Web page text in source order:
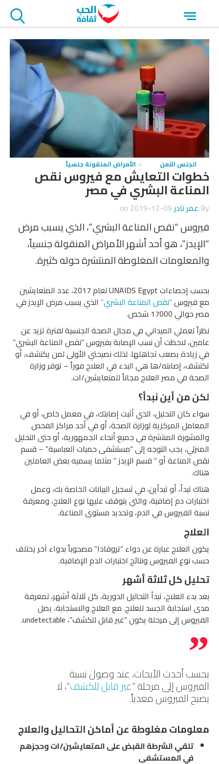
Open
menu
الجنس الآمن الأمراض المنقولة جنسياً
خطوات التعايش مع فيروس نقص
المناعة البشري في مصر
By عمر نادر 2019-12-09
فيروس “نقص المناعة البشري”، الذي يسبب مرض
“الإيدز”، هو أحد أشهر الأمراض المنقولة جنسياً،
والمعلومات المغلوطة المنتشرة حوله كثيرة.
بحسب إحصاءات UNAIDS Egypt لعام 2017، عدد المتعايشين
مع فيروس“نقص المناعة البشري” الذي يسبب مرض الإيدز في
مصر حوالي 17000 شخص.
نظراً لعملي الميداني في مجال الصحة الجنسية لفترة تزيد عن
عامين، لاحظت أن نسب الإصابة بفيروس “نقص المناعة البشري”
في زيادة يصعب تجاهلها. لذلك نصيحتي الأولى لمن يكتشف، أو
تكتشف، إصابته/ها هي البدء في العلاج فوراً – توفر وزارة
الصحة في مصر العلاج مجاناً للمتعايشين/ات.
لكن من أين نبدأ؟
سواء كان التحليل، الذي أثبت إصابتك، في معمل خاص، أو في
المعامل المركزية لوزارة الصحة، أو في أحد مراكز الفحص
والمشورة المنتشرة في جميع أنحاء الجمهورية، أو حتى التحليل
المنزلي، يجب التوجه إلى “مستشفى حميات العباسية” – قسم
نقص المناعة أو ” قسم الإيدز ” مثلما يسميه بعض العاملين
هناك.
هناك تبدأ، أو تبدأين، في تسجيل البيانات الخاصة بك، وعمل
اختبارات دم إضافية، والتي يتوقف عليها نوع العلاج، ومعرفة
نسبة الفيروس في الدم، وتحديد مستوى المناعة.
العلاج
يكون العلاج عبارة عن دواء “تروفادا” مصحوباً بدواء آخر يختلف
حسب نوع الفيروس ونتائج اختبارات الدم الإضافية.
تحليل كل ثلاثة أشهر
بعد بدء العلاج، تبدأ التحاليل الدورية، كل ثلاثة أشهر، لمعرفة
مدى استجابة الجسد للعلاج. مع العلاج والاستجابة، يصل
الفيروس إلى مرحلة يكون “غير قابل للكشف”، undetectable.
بحسب أحدث الأبحاث، عند وصول نسبة
الفيروس إلى مرحلة “غير قابل للكشف“، لا
يصبح الفيروس معدياً.
معلومات مغلوطة عن أماكن التحاليل والعلاج
تلقي الشرطة القبض على المتعايشين/ات وحجزهم
في المستشفى